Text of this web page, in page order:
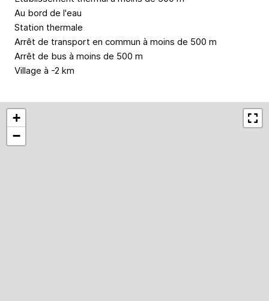
Au bord de l'eau
Station thermale
Arrêt de transport en commun à moins de 500 m
Arrêt de bus à moins de 500 m
Village à -2 km
+
−